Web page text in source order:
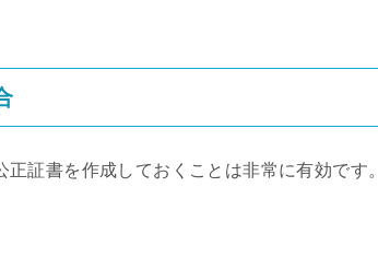
証書を作成しておくことは非常に有効です。